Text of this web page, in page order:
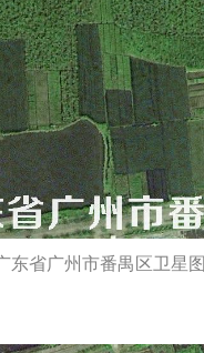
东省广州市番禺区卫星图